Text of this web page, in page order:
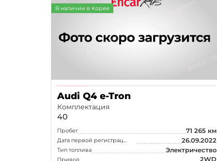
В наличии в Корее
Audi Q4 e-Tron
Комплектация
40
Пробег 71 265 км
Дата первой регистрации 26.09.2022
Тип топлива Электричество
Привод 2WD